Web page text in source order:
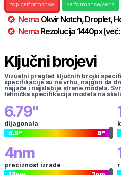
top performanse performanse/cena
Nema Okvir Notch, Droplet,
Nema Rezolucija 1440px(već:
Ključni brojevi
Vizuelni pregled ključnih brojki
specifikacije su na vrhu, najgori da
najjače i najslabije strane modela.
tehnička specifikacija modela na
6.79"
dijagonala
4.5" 6"
4nm
preciznost izrade